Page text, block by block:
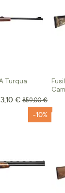
Turqua
Spécial
€ Prix normal
859,00 €
-10%